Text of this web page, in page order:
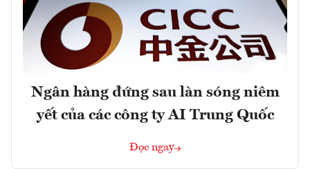
Ngân hàng đứng sau làn sóng niêm
yết của các công ty AI Trung Quốc
Đọc ngay